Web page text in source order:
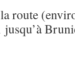
route